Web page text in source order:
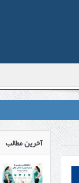
آخرین مطالب